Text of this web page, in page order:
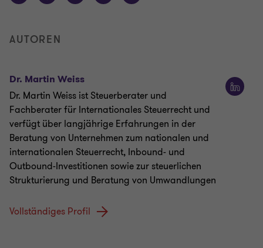
AUTOREN
Dr. Martin Weiss
Dr. Martin Weiss ist Steuerberater und
Fachberater für Internationales Steuerrecht und
verfügt über langjährige Erfahrungen in der
Beratung von Unternehmen zum nationalen und
internationalen Steuerrecht, Inbound- und
Outbound-Investitionen sowie zur steuerlichen
Strukturierung und Beratung von Umwandlungen
Vollständiges Profil